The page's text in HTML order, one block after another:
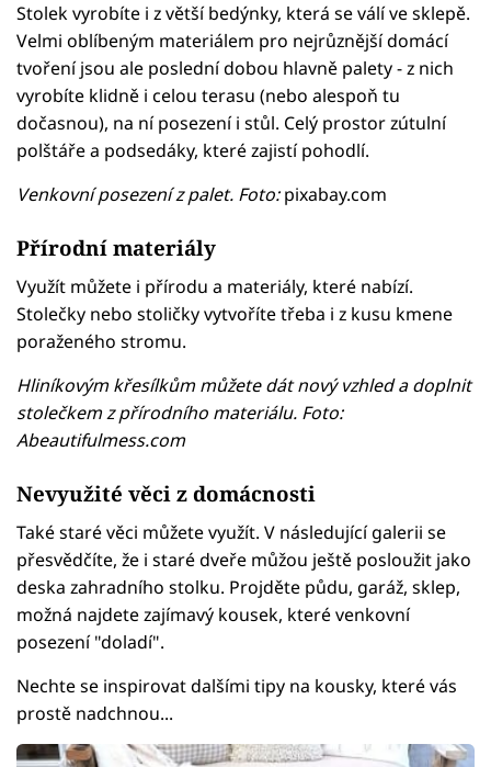
Stolek vyrobíte i z větší bedýnky, která se válí ve sklepě.
Velmi oblíbeným materiálem pro nejrůznější domácí
tvoření jsou ale poslední dobou hlavně palety - z nich
vyrobíte klidně i celou terasu (nebo alespoň tu
dočasnou), na ní posezení i stůl. Celý prostor zútulní
polštáře a podsedáky, které zajistí pohodlí.
Venkovní posezení z palet. Foto:pixabay.com
Přírodní materiály
Využít můžete i přírodu a materiály, které nabízí.
Stolečky nebo stoličky vytvoříte třeba i z kusu kmene
poraženého stromu.
Hliníkovým křesílkům můžete dát nový vzhled a doplnit
stolečkem z přírodního materiálu. Foto:
Abeautifulmess.com
Nevyužité věci z domácnosti
Také staré věci můžete využít. V následující galerii se
přesvědčíte, že i staré dveře můžou ještě posloužit jako
deska zahradního stolku. Projděte půdu, garáž, sklep,
možná najdete zajímavý kousek, které venkovní
posezení "doladí".
Nechte se inspirovat dalšími tipy na kousky, které vás
prostě nadchnou...